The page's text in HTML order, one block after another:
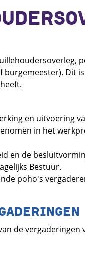
Dit
en uitvoering
in het
en de
Bestuur.
poho's
de vergaderingen